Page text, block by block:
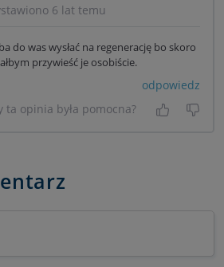
6 lat temu
do was wysłać na regenerację bo skoro
przywieść je osobiście.
odpowiedz
ta opinia była pomocna?
Tak, była
Nie